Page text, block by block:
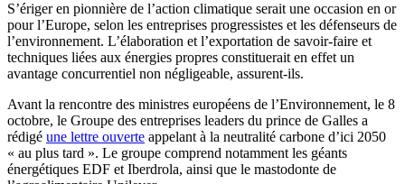
S’ériger en pionnière de l’action climatique serait une occasion en or
pour l’Europe, selon les entreprises progressistes et les défenseurs de
l’environnement. L’élaboration et l’exportation de savoir-faire et
techniques liées aux énergies propres constituerait en effet un
avantage concurrentiel non négligeable, assurent-ils.
Avant la rencontre des ministres européens de l’Environnement, le 8
octobre, le Groupe des entreprises leaders du prince de Galles a
rédigé une lettre ouverte appelant à la neutralité carbone d’ici 2050
« au plus tard ». Le groupe comprend notamment les géants
énergétiques EDF et Iberdrola, ainsi que le mastodonte de